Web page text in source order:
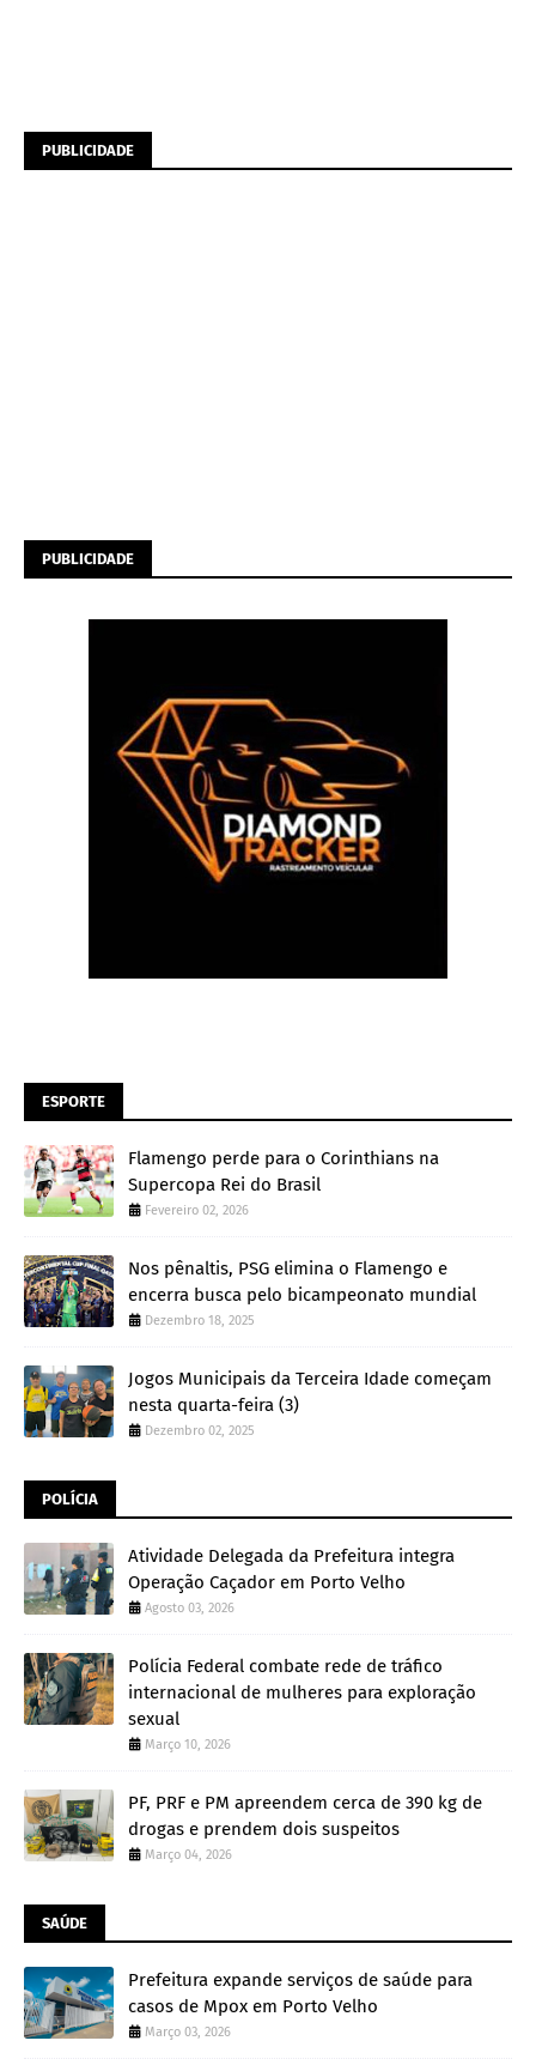
PUBLICIDADE
PUBLICIDADE
ESPORTE
Flamengo perde para o Corinthians na
Supercopa Rei do Brasil
Fevereiro 02, 2026
Nos pênaltis, PSG elimina o Flamengo e
encerra busca pelo bicampeonato mundial
Dezembro 18, 2025
Jogos Municipais da Terceira Idade começam
nesta quarta-feira (3)
Dezembro 02, 2025
POLÍCIA
Atividade Delegada da Prefeitura integra
Operação Caçador em Porto Velho
Agosto 03, 2026
Polícia Federal combate rede de tráfico
internacional de mulheres para exploração
sexual
Março 10, 2026
PF, PRF e PM apreendem cerca de 390 kg de
drogas e prendem dois suspeitos
Março 04, 2026
SAÚDE
Prefeitura expande serviços de saúde para
casos de Mpox em Porto Velho
Março 03, 2026